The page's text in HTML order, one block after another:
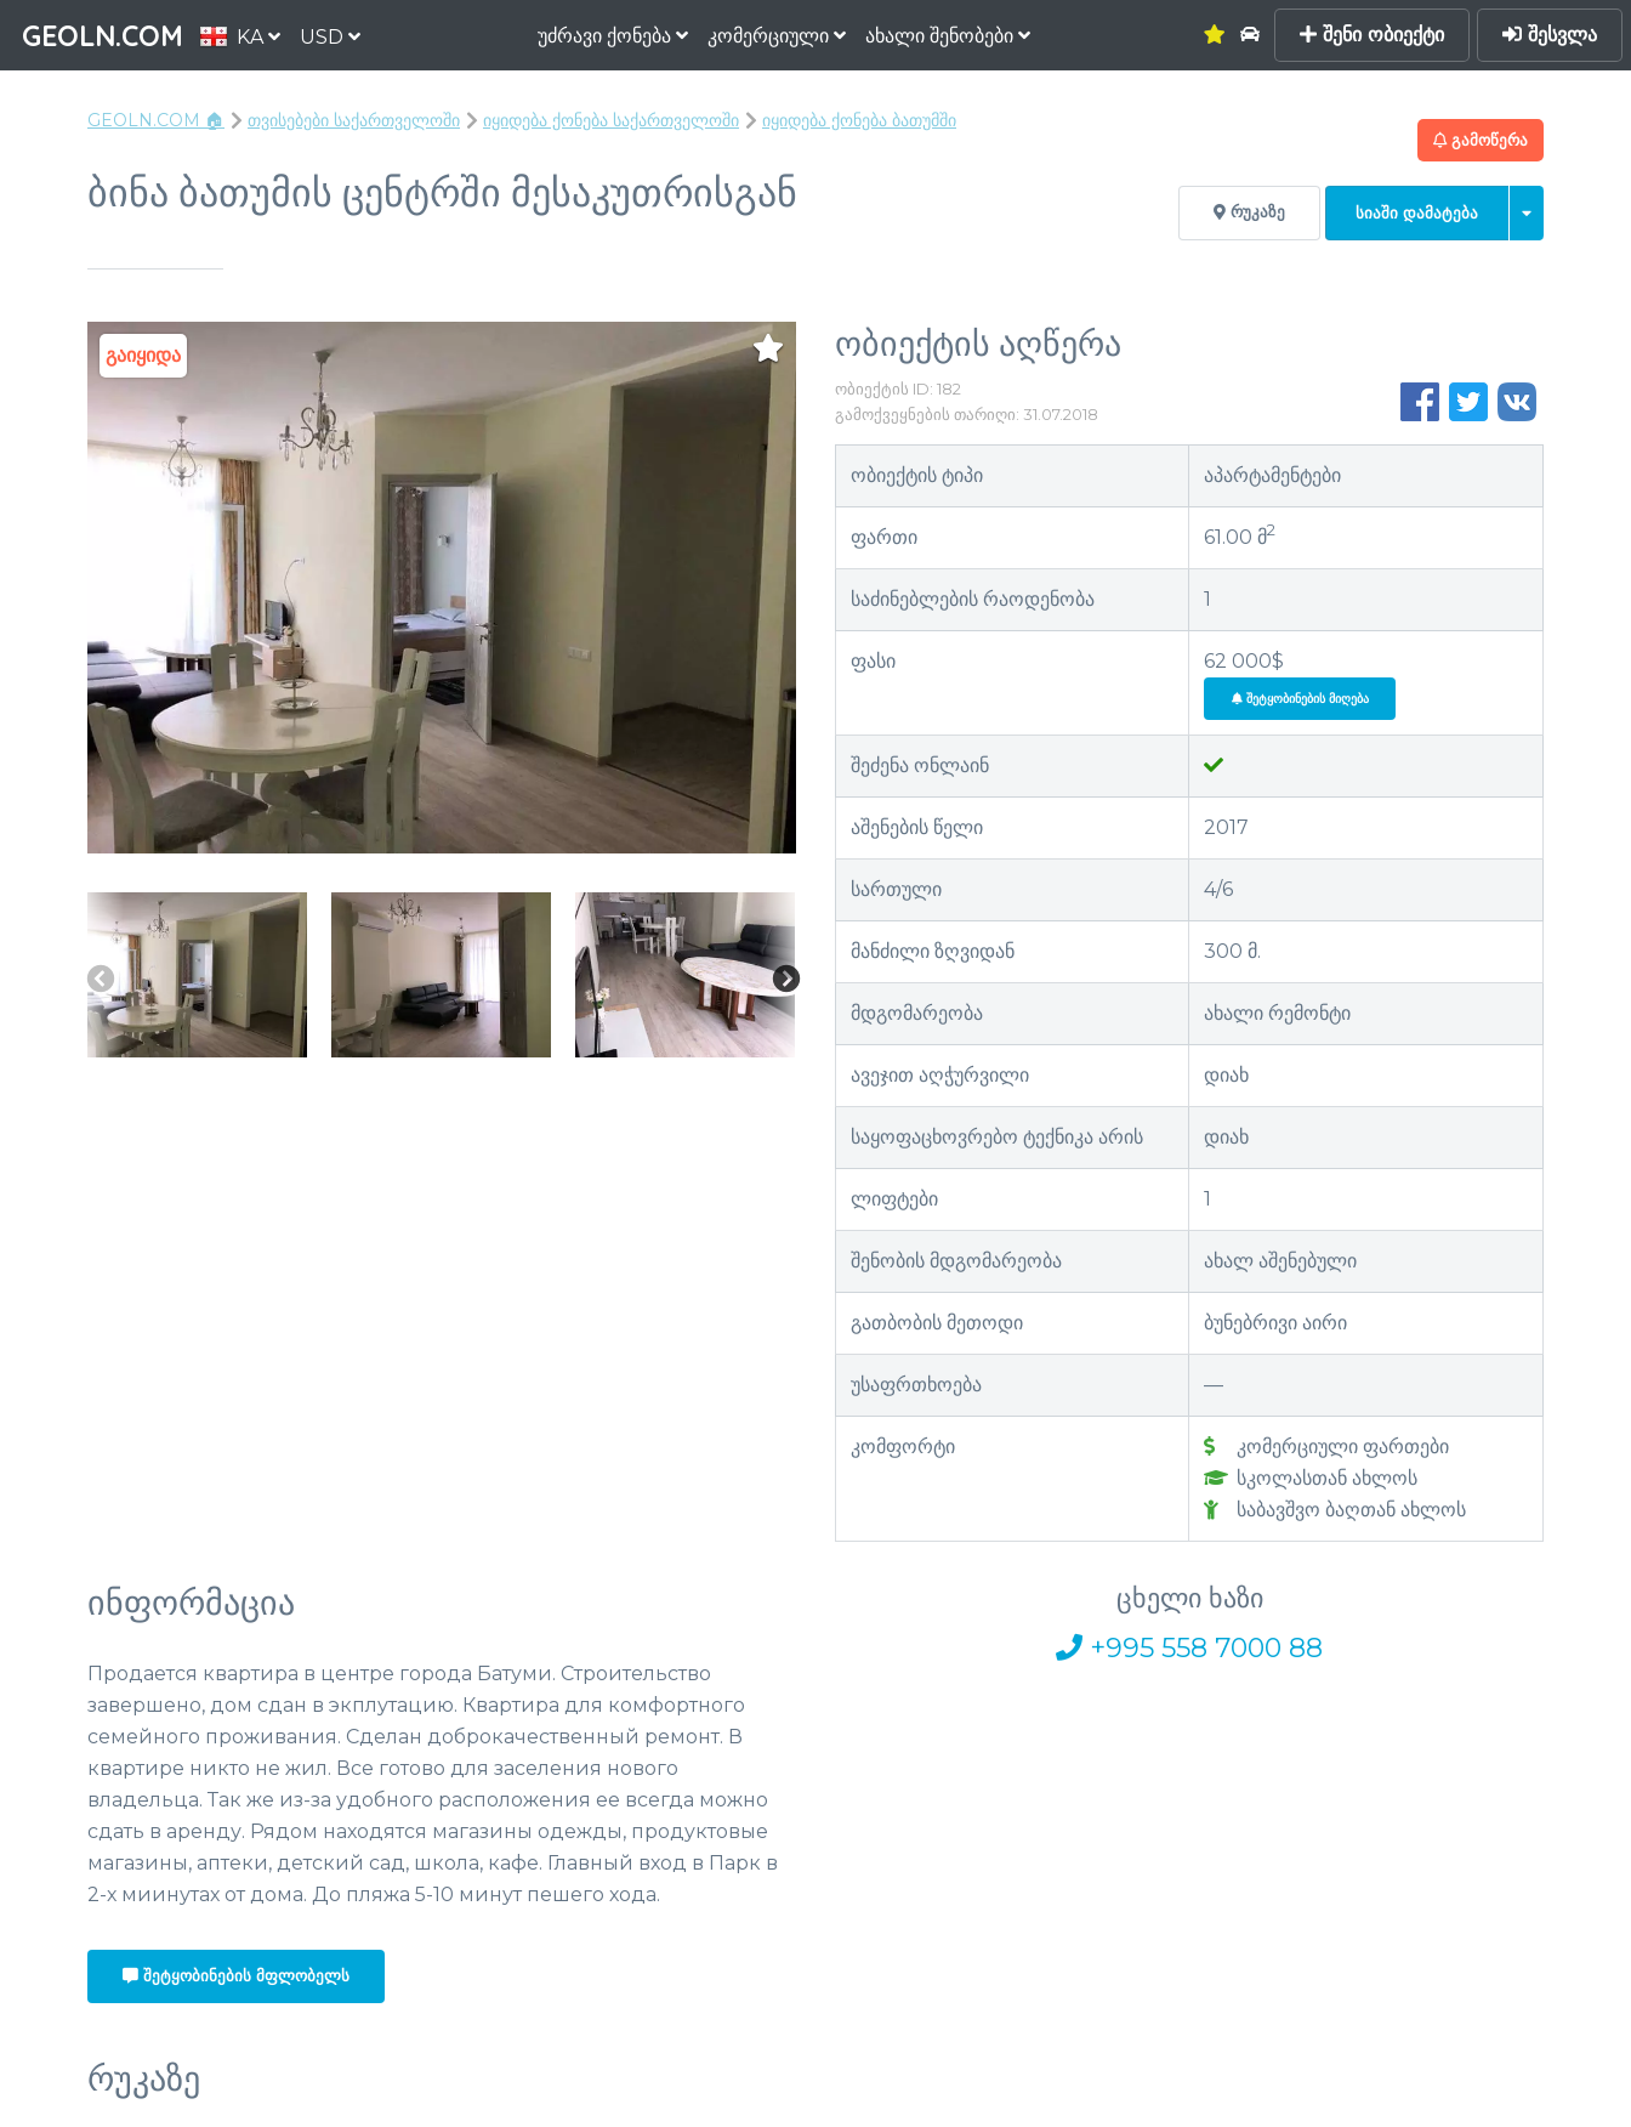
GEOLN.COM KA USD უძრავი ქონება კომერციული ახალი შენობები შენი ობიექტი შესვლა
GEOLN.COM 🏠 თვისებები საქართველოში იყიდება ქონება საქართველოში იყიდება ქონება ბათუმში
ᲒᲐᲛᲝᲬᲔᲠᲐ
ᲠᲣᲙᲐᲖᲔ ᲡᲘᲐᲨᲘ ᲓᲐᲛᲐᲢᲔᲑᲐ
ბინა ბათუმის ცენტრში მესაკუთრისგან
გაიყიდა ობიექტის აღწერა
ობიექტის ID: 182
გამოქვეყნების თარიღი: 31.07.2018
ობიექტის ტიპი აპარტამენტები
ფართი 61.00 მ2
საძინებლების რაოდენობა 1
ფასი 62 000$
ᲨᲔᲢᲧᲝᲑᲘᲜᲔᲑᲘᲡ ᲛᲘᲦᲔᲑᲐ
შეძენა ონლაინ
აშენების წელი 2017
სართული 4/6
მანძილი ზღვიდან 300 მ.
მდგომარეობა ახალი რემონტი
ავეჯით აღჭურვილი დიახ
საყოფაცხოვრებო ტექნიკა არის დიახ
ლიფტები 1
შენობის მდგომარეობა ახალ აშენებული
გათბობის მეთოდი ბუნებრივი აირი
უსაფრთხოება —
კომფორტი
კომერციული ფართები
სკოლასთან ახლოს
საბავშვო ბაღთან ახლოს
ინფორმაცია
Продается квартира в центре города Батуми. Строительство
завершено, дом сдан в экплутацию. Квартира для комфортного
семейного проживания. Сделан доброкачественный ремонт. В
квартире никто не жил. Все готово для заселения нового
владельца. Так же из-за удобного расположения ее всегда можно
сдать в аренду. Рядом находятся магазины одежды, продуктовые
магазины, аптеки, детский сад, школа, кафе. Главный вход в Парк в
2-х миинутах от дома. До пляжа 5-10 минут пешего хода.
ᲨᲔᲢᲧᲝᲑᲘᲜᲔᲑᲘᲡ ᲛᲤᲚᲝᲑᲔᲚᲡ
ცხელი ხაზი
+995 558 7000 88
რუკაზე